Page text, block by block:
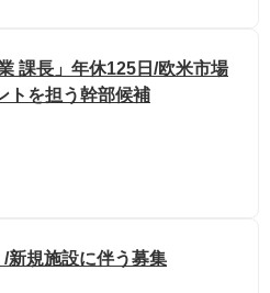
課長」年休125日/欧米市場
トを担う幹部候補
新規施設に伴う募集